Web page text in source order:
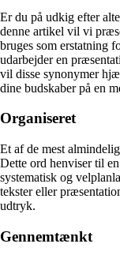
Er du på udkig efter
denne artikel vil vi
bruges som erstatning
udarbejder en
vil disse synonymer
dine budskaber på en
Organiseret
Et af de mest
Dette ord henviser til
systematisk og
tekster eller
udtryk.
Gennemtænkt